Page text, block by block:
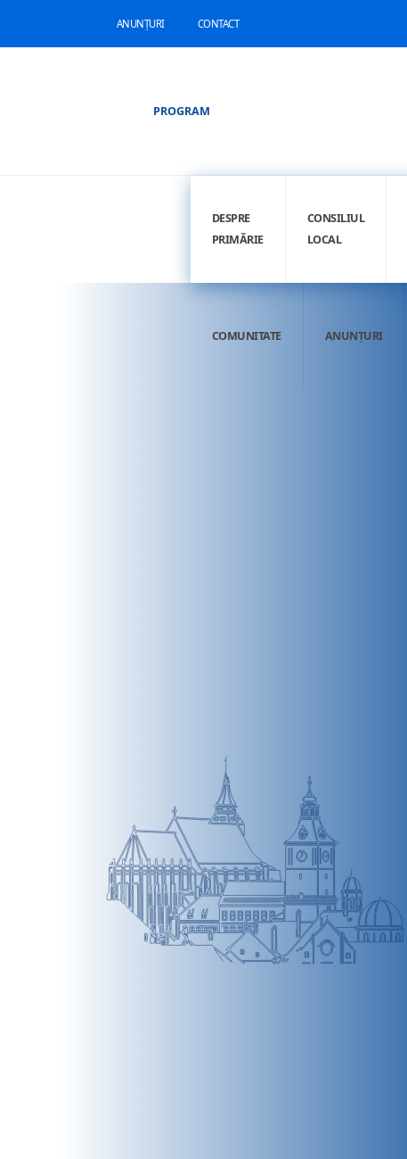
ANUNȚURI CONTACT
PROGRAM
DESPRE
PRIMĂRIE
CONSILIUL
LOCAL
COMUNITATE ANUNȚURI